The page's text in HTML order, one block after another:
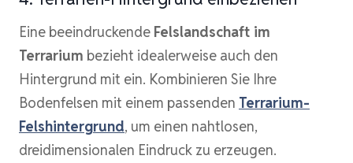
Eine beeindruckende Felslandschaft im
Terrarium bezieht idealerweise auch den
Hintergrund mit ein. Kombinieren Sie Ihre
Bodenfelsen mit einem passenden Terrarium-
Felshintergrund, um einen nahtlosen,
dreidimensionalen Eindruck zu erzeugen.